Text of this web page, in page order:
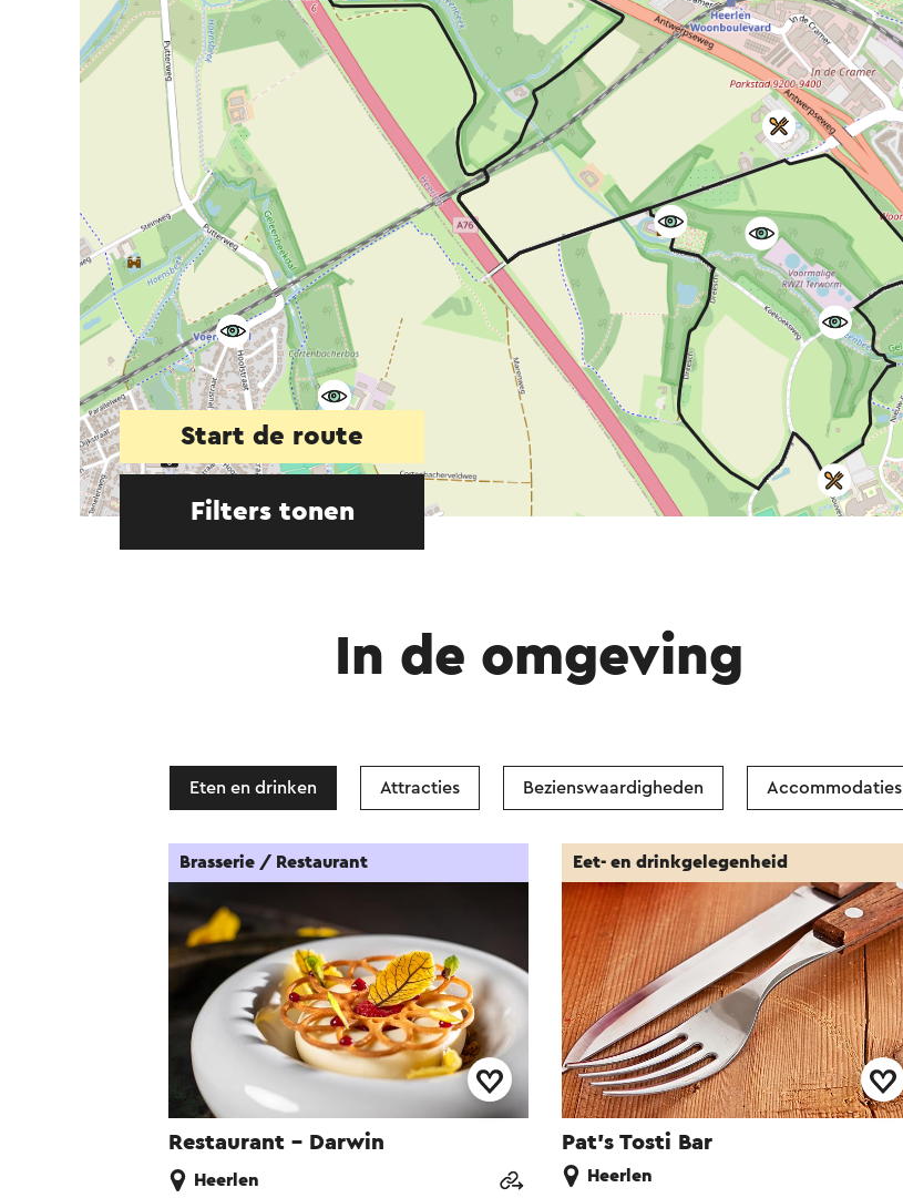
Start de route
Filters tonen
In de omgeving
Eten en drinken Attracties Bezienswaardigheden Accommodaties
Restaurant - Darwin
Brasserie / Restaurant
Heerlen
Pat's Tosti Bar
Eet- en drinkgelegenheid
Heerlen